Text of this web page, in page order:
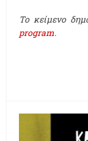
Το κείμενο
program.